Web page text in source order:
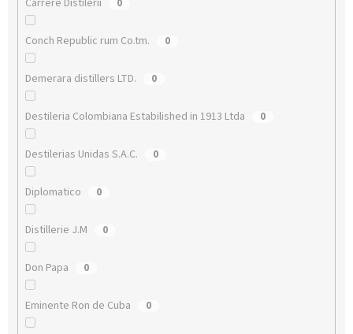
0
Conch Republic rum Co.tm. 0
Demerara distillers LTD. 0
Destileria Colombiana Estabilished in 1913 Ltda 0
Destilerias Unidas S.A.C. 0
Diplomatico 0
Distillerie J.M 0
Don Papa 0
Eminente Ron de Cuba 0